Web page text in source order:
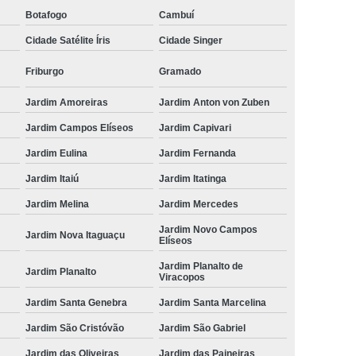
Botafogo Cambuí
Cidade Satélite Íris Cidade Singer
Friburgo Gramado
Jardim Amoreiras Jardim Anton von Zuben
Jardim Campos Elíseos Jardim Capivari
Jardim Eulina Jardim Fernanda
Jardim Itaiú Jardim Itatinga
Jardim Melina Jardim Mercedes
Jardim Nova Itaguaçu
Jardim Novo Campos
Elíseos
Jardim Planalto
Jardim Planalto de
Viracopos
Jardim Santa Genebra Jardim Santa Marcelina
Jardim São Cristóvão Jardim São Gabriel
Jardim das Oliveiras Jardim das Paineiras